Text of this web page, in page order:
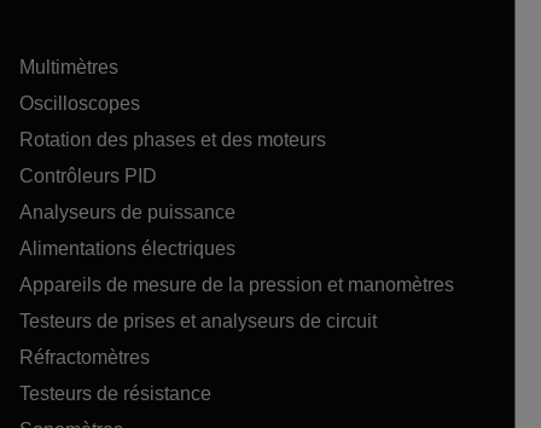
Multimètres
Oscilloscopes
Rotation des phases et des moteurs
Contrôleurs PID
Analyseurs de puissance
Alimentations électriques
Appareils de mesure de la pression et manomètres
Testeurs de prises et analyseurs de circuit
Réfractomètres
Testeurs de résistance